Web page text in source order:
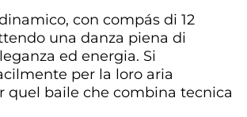
con compás di 12
una danza piena di
ed energia. Si
per la loro aria
quel baile che combina tecnica